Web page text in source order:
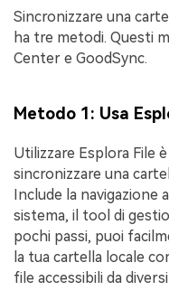
Sincronizzare una
ha tre metodi. Questi
Center e GoodSync.
Metodo 1: Usa
Utilizzare Esplora File
sincronizzare una
Include la navigazione
sistema, il tool di
pochi passi, puoi
la tua cartella locale
file accessibili da